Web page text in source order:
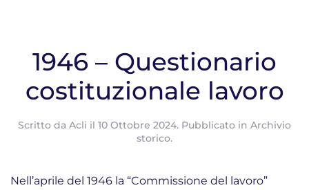
1946 – Questionario
costituzionale lavoro
Scritto da Acli il 10 Ottobre 2024. Pubblicato in Archivio
storico.
Nell’aprile del 1946 la “Commissione del lavoro”